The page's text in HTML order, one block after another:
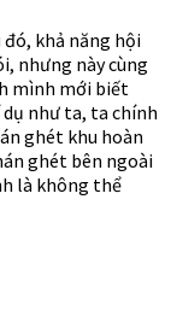
khả năng hội
nhưng này cùng
mình mới biết
như ta, ta chính
ghét khu hoàn
ghét bên ngoài
là không thể